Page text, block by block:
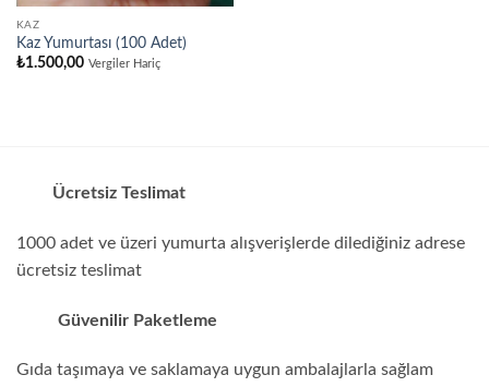
KAZ
Kaz Yumurtası (100 Adet)
₺1.500,00 Vergiler Hariç
Ücretsiz Teslimat
1000 adet ve üzeri yumurta alışverişlerde dilediğiniz adrese
ücretsiz teslimat
Güvenilir Paketleme
Gıda taşımaya ve saklamaya uygun ambalajlarla sağlam